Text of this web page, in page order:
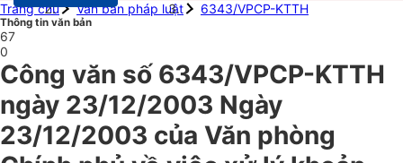
Trang chủ
Văn bản pháp luật 6343/VPCP-KTTH
Thông tin văn bản
67
0
Công văn số 6343/VPCP-KTTH
ngày 23/12/2003 Ngày
23/12/2003 của Văn phòng